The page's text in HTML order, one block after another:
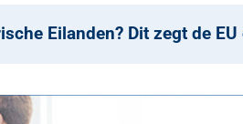
Eilanden? Dit zegt de